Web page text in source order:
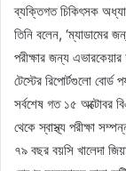
ব্যক্তিগত চিকিৎসক
তিনি বলেন, ‘ম্যাডামের
পরীক্ষার জন্য
টেস্টের রিপোর্টগুলো বোর্ড
সর্বশেষ গত ১৫ অক্টোবর
থেকে স্বাস্থ্য পরীক্ষা
৭৯ বছর বয়সি খালেদা